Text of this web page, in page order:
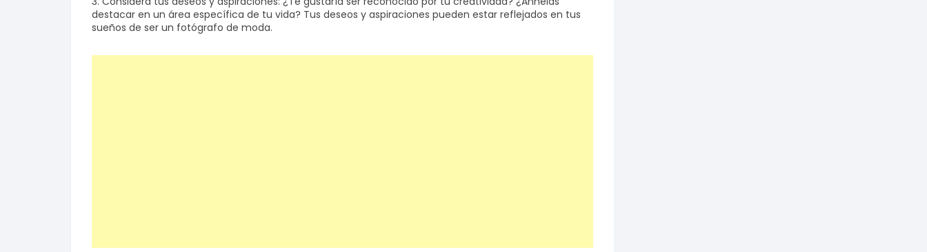
destacar en un área específica de tu vida? Tus deseos y aspiraciones pueden estar reflejados en tus
sueños de ser un fotógrafo de moda.